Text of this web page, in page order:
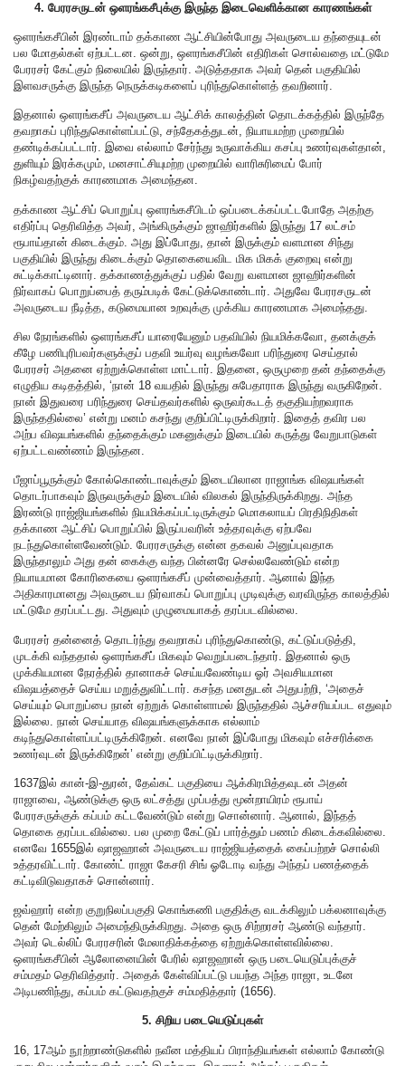
4. பேரரசருடன் ஒளரங்கசீபுக்கு இருந்த இடைவெளிக்கான காரணங்கள்
ஒளரங்கசீபின் இரண்டாம் தக்காண ஆட்சியின்போது அவருடைய தந்தையுடன்
பல மோதல்கள் ஏற்பட்டன. ஒன்று, ஒளரங்கசீபின் எதிரிகள் சொல்வதை மட்டுமே
பேரரசர் கேட்கும் நிலையில் இருந்தார். அடுத்ததாக அவர் தென் பகுதியில்
இளவசருக்கு இருந்த நெருக்கடிகளைப் புரிந்துகொள்ளத் தவறினார்.
இதனால் ஒளரங்கசீப் அவருடைய ஆட்சிக் காலத்தின் தொடக்கத்தில் இருந்தே
தவறாகப் புரிந்துகொள்ளப்பட்டு, சந்தேகத்துடன், நியாயமற்ற முறையில்
தண்டிக்கப்பட்டார். இவை எல்லாம் சேர்ந்து உருவாக்கிய கசப்பு உணர்வுகள்தான்,
துளியும் இரக்கமும், மனசாட்சியுமற்ற முறையில் வாரிசுரிமைப் போர்
நிகழ்வதற்குக் காரணமாக அமைந்தன.
தக்காண ஆட்சிப் பொறுப்பு ஒளரங்கசீபிடம் ஒப்படைக்கப்பட்டபோதே அதற்கு
எதிர்ப்பு தெரிவித்த அவர், அங்கிருக்கும் ஜாஹிர்களில் இருந்து 17 லட்சம்
ரூபாய்தான் கிடைக்கும். அது இப்போது, தான் இருக்கும் வளமான சிந்து
பகுதியில் இருந்து கிடைக்கும் தொகையைவிட மிக மிகக் குறைவு என்று
சுட்டிக்காட்டினார். தக்காணத்துக்குப் பதில் வேறு வளமான ஜாஹிர்களின்
நிர்வாகப் பொறுப்பைத் தரும்படிக் கேட்டுக்கொண்டார். அதுவே பேரரசருடன்
அவருடைய நீடித்த, கடுமையான உறவுக்கு முக்கிய காரணமாக அமைந்தது.
சில நேரங்களில் ஒளரங்கசீப் யாரையேனும் பதவியில் நியமிக்கவோ, தனக்குக்
கீழே பணிபுரிபவர்களுக்குப் பதவி உயர்வு வழங்கவோ பரிந்துரை செய்தால்
பேரரசர் அதனை ஏற்றுக்கொள்ள மாட்டார். இதனை, ஒருமுறை தன் தந்தைக்கு
எழுதிய கடிதத்தில், ‘நான் 18 வயதில் இருந்து சுபேதாராக இருந்து வருகிறேன்.
நான் இதுவரை பரிந்துரை செய்தவர்களில் ஒருவர்கூடத் தகுதியற்றவராக
இருந்ததில்லை’ என்று மனம் கசந்து குறிப்பிட்டிருக்கிறார். இதைத் தவிர பல
அற்ப விஷயங்களில் தந்தைக்கும் மகனுக்கும் இடையில் கருத்து வேறுபாடுகள்
ஏற்பட்டவண்ணம் இருந்தன.
பீஜாப்பூருக்கும் கோல்கொண்டாவுக்கும் இடையிலான ராஜாங்க விஷயங்கள்
தொடர்பாகவும் இருவருக்கும் இடையில் விலகல் இருந்திருக்கிறது. அந்த
இரண்டு ராஜ்ஜியங்களில் நியமிக்கப்பட்டிருக்கும் மொகலாயப் பிரதிநிதிகள்
தக்காண ஆட்சிப் பொறுப்பில் இருப்பவரின் உத்தரவுக்கு ஏற்பவே
நடந்துகொள்ளவேண்டும். பேரரசருக்கு என்ன தகவல் அனுப்புவதாக
இருந்தாலும் அது தன் கைக்கு வந்த பின்னரே செல்லவேண்டும் என்ற
நியாயமான கோரிகையை ஒளரங்கசீப் முன்வைத்தார். ஆனால் இந்த
அதிகாரமானது அவருடைய நிர்வாகப் பொறுப்பு முடிவுக்கு வரவிருந்த காலத்தில்
மட்டுமே தரப்பட்டது. அதுவும் முழுமையாகத் தரப்படவில்லை.
பேரரசர் தன்னைத் தொடர்ந்து தவறாகப் புரிந்துகொண்டு, கட்டுப்படுத்தி,
முடக்கி வந்ததால் ஒளரங்கசீப் மிகவும் வெறுப்படைந்தார். இதனால் ஒரு
முக்கியமான நேரத்தில் தானாகச் செய்யவேண்டிய ஓர் அவசியமான
விஷயத்தைச் செய்ய மறுத்துவிட்டார். கசந்த மனதுடன் அதுபற்றி, ‘அதைச்
செய்யும் பொறுப்பை நான் ஏற்றுக் கொள்ளாமல் இருந்ததில் ஆச்சரியப்பட எதுவும்
இல்லை. நான் செய்யாத விஷயங்களுக்காக எல்லாம்
கடிந்துகொள்ளப்பட்டிருக்கிறேன். எனவே நான் இப்போது மிகவும் எச்சரிக்கை
உணர்வுடன் இருக்கிறேன்’ என்று குறிப்பிட்டிருக்கிறார்.
1637இல் கான்-இ-துரன், தேவ்கட் பகுதியை ஆக்கிரமித்தவுடன் அதன்
ராஜாவை, ஆண்டுக்கு ஒரு லட்சத்து முப்பத்து மூன்றாயிரம் ரூபாய்
பேரரசருக்குக் கப்பம் கட்டவேண்டும் என்று சொன்னார். ஆனால், இந்தத்
தொகை தரப்படவில்லை. பல முறை கேட்டுப் பார்த்தும் பணம் கிடைக்கவில்லை.
எனவே 1655இல் ஷாஜஹான் அவருடைய ராஜ்ஜியத்தைக் கைப்பற்றச் சொல்லி
உத்தரவிட்டார். கோண்ட் ராஜா கேசரி சிங் ஓடோடி வந்து அந்தப் பணத்தைக்
கட்டிவிடுவதாகச் சொன்னார்.
ஜவ்ஹார் என்ற குறுநிலப்பகுதி கொங்கணி பகுதிக்கு வடக்கிலும் பக்லனாவுக்கு
தென் மேற்கிலும் அமைந்திருக்கிறது. அதை ஒரு சிற்றரசர் ஆண்டு வந்தார்.
அவர் டெல்லிப் பேரரசரின் மேலாதிக்கத்தை ஏற்றுக்கொள்ளவில்லை.
ஒளரங்கசீபின் ஆலோனையின் பேரில் ஷாஜஹான் ஒரு படையெடுப்புக்குச்
சம்மதம் தெரிவித்தார். அதைக் கேள்விப்பட்டு பயந்த அந்த ராஜா, உடனே
அடிபணிந்து, கப்பம் கட்டுவதற்குச் சம்மதித்தார் (1656).
5. சிறிய படையெடுப்புகள்
16, 17ஆம் நூற்றாண்டுகளில் நவீன மத்தியப் பிராந்தியங்கள் எல்லாம் கோண்டு